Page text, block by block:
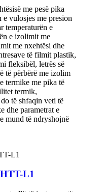
me pesë pika
vulosjes me presion
temperaturën e
e izolimit me
me nxehtësi dhe
të filmit plastik,
fleksibël, letrës së
të përbërë me izolim
termike me pika të
termik,
të shfaqin veti të
dhe parametrat e
mund të ndryshojnë
HTT-L1